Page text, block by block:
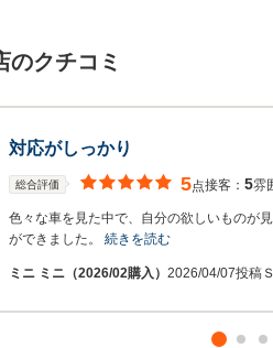
のクチコミ
対応がしっかり
総合評価 5点接客： 5雰
色々な車を見た中で、自分の欲しいものが
ができました。 続きを読む
ミニ ミニ（2026/02購入） 2026/04/07投稿